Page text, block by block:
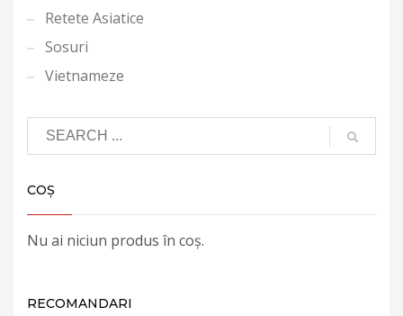
Retete Asiatice
Sosuri
Vietnameze
COȘ
Nu ai niciun produs în coș.
RECOMANDARI